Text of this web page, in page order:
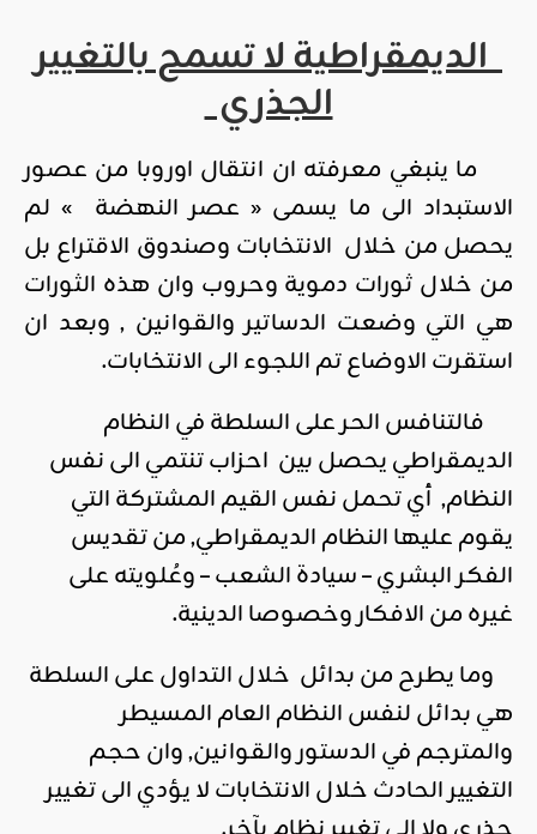
الديمقراطية لا تسمح بالتغيير
الجذري
ما ينبغي معرفته ان انتقال اوروبا من عصور
الاستبداد الى ما يسمى « عصر النهضة » لم
يحصل من خلال الانتخابات وصندوق الاقتراع بل
من خلال ثورات دموية وحروب وان هذه الثورات
هي التي وضعت الدساتير والقوانين , وبعد ان
استقرت الاوضاع تم اللجوء الى الانتخابات.
فالتنافس الحر على السلطة في النظام
الديمقراطي يحصل بين احزاب تنتمي الى نفس
النظام, أي تحمل نفس القيم المشتركة التي
يقوم عليها النظام الديمقراطي, من تقديس
الفكر البشري – سيادة الشعب – وعُلويته على
غيره من الافكار وخصوصا الدينية.
وما يطرح من بدائل خلال التداول على السلطة
هي بدائل لنفس النظام العام المسيطر
والمترجم في الدستور والقوانين, وان حجم
التغيير الحادث خلال الانتخابات لا يؤدي الى تغيير